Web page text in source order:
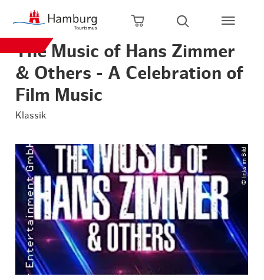
Zum Hauptinhalt springen
Zur Hauptnavigation springen
Zur Volltextsuche springen
Zum Footer springen
Warenkorb öffnen
Suche öffnen
The Music of Hans Zimmer
& Others - A Celebration of
Film Music
Klassik
© links im Bild